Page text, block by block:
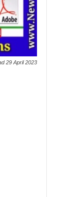
29 April 2023